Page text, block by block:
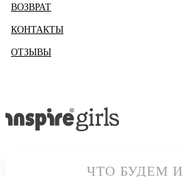
ВОЗВРАТ
КОНТАКТЫ
ОТЗЫВЫ